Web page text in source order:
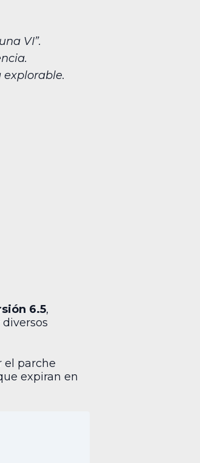
VI”.
explorable.
6.5,
diversos
el parche
expiran en